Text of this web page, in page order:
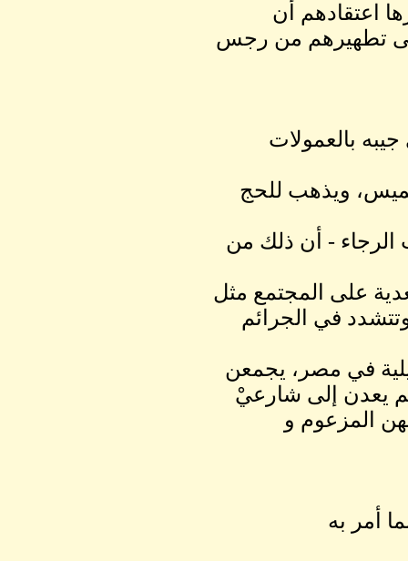
اعتقادهم أن
تطهيرهم من رجس
بالعمولات
ويذهب للحج
الرجاء - أن ذلك من
على المجتمع مثل
في الجرائم
في مصر، يجمعن
ثم يعدن إلى شارعيْ
المزعوم و
أمر به